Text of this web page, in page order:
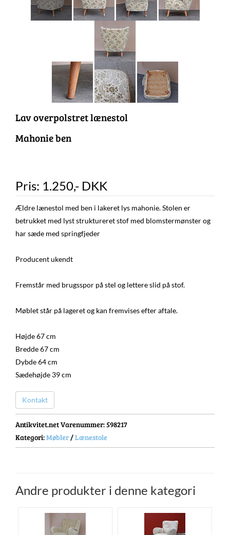
Lav overpolstret lænestol
Mahonie ben
Pris: 1.250,- DKK
Ældre lænestol med ben i lakeret lys mahonie. Stolen er
betrukket med lyst struktureret stof med blomstermønster og
har sæde med springfjeder
Producent ukendt
Fremstår med brugsspor på stel og lettere slid på stof.
Møblet står på lageret og kan fremvises efter aftale.
Højde 67 cm
Bredde 67 cm
Dybde 64 cm
Sædehøjde 39 cm
Kontakt
Antikvitet.net Varenummer: 598217
Kategori:Møbler /Lænestole
Andre produkter i denne kategori